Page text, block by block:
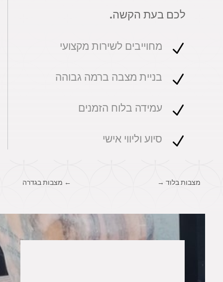
לכם בעת הקשה.
N מחוייבים לשירות מקצועי
N בניית מצבה ברמה גבוהה
N עמידה בלוח הזמנים
N סיוע וליווי אישי
← מצבות בגדרה מצבות בלוד→